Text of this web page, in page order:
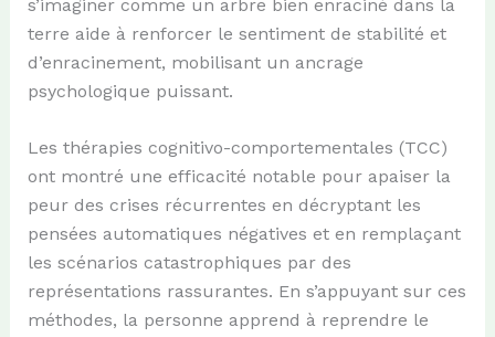
s’imaginer comme un arbre bien enraciné dans la
terre aide à renforcer le sentiment de stabilité et
d’enracinement, mobilisant un ancrage
psychologique puissant.
Les thérapies cognitivo-comportementales (TCC)
ont montré une efficacité notable pour apaiser la
peur des crises récurrentes en décryptant les
pensées automatiques négatives et en remplaçant
les scénarios catastrophiques par des
représentations rassurantes. En s’appuyant sur ces
méthodes, la personne apprend à reprendre le